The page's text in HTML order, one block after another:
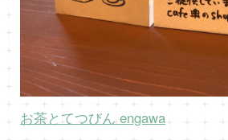
お茶とてつびん engawa